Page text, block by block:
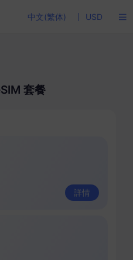
中文(繁体) USD
套餐
詳情